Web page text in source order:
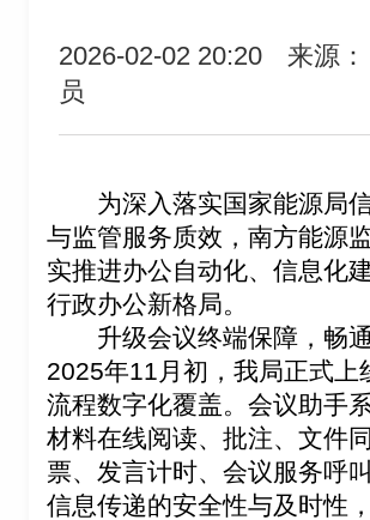
2026-02-02 20:20
来源
员
为深入落实国家能源局
与监管服务质效， 南方能源
实推进办公自动化、信息化
行政办公新格局。
升级会议终端保障， 畅
2025年11 月初，我局正式
流程数字化覆盖。会议助手
材料在线阅读、批注、文件
票、发言计时、会议服务呼
信息传递的安全性与及时性